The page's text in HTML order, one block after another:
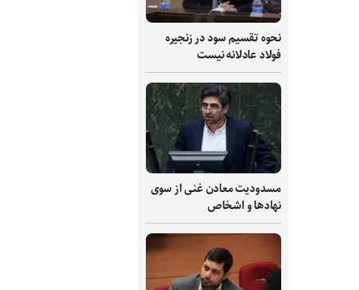
نحوه تقسیم سود در زنجیره
فولاد عادلانه نیست
مسدودیت معادن غنی از سوی
نهادها و اشخاص